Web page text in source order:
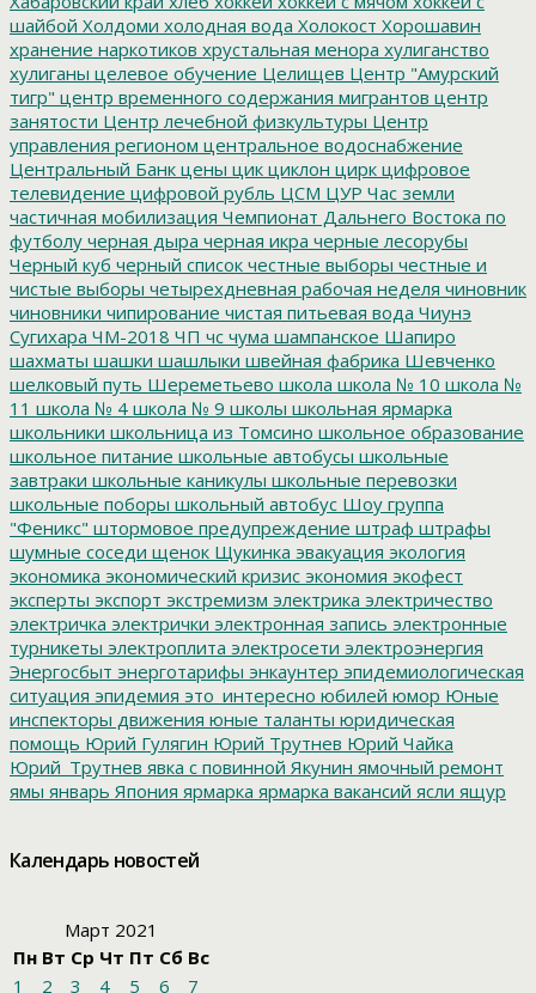
шайбой Холдоми холодная вода Холокост Хорошавин
хранение наркотиков хрустальная менора хулиганство
хулиганы целевое обучение Целищев Центр "Амурский
тигр" центр временного содержания мигрантов центр
занятости Центр лечебной физкультуры Центр
управления регионом центральное водоснабжение
Центральный Банк цены цик циклон цирк цифровое
телевидение цифровой рубль ЦСМ ЦУР Час земли
частичная мобилизация Чемпионат Дальнего Востока по
футболу черная дыра черная икра черные лесорубы
Черный куб черный список честные выборы честные и
чистые выборы четырехдневная рабочая неделя чиновник
чиновники чипирование чистая питьевая вода Чиунэ
Сугихара ЧМ-2018 ЧП чс чума шампанское Шапиро
шахматы шашки шашлыки швейная фабрика Шевченко
шелковый путь Шереметьево школа школа № 10 школа №
11 школа № 4 школа № 9 школы школьная ярмарка
школьники школьница из Томсино школьное образование
школьное питание школьные автобусы школьные
завтраки школьные каникулы школьные перевозки
школьные поборы школьный автобус Шоу группа
"Феникс" штормовое предупреждение штраф штрафы
шумные соседи щенок Щукинка эвакуация экология
экономика экономический кризис экономия экофест
эксперты экспорт экстремизм электрика электричество
электричка электрички электронная запись электронные
турникеты электроплита электросети электроэнергия
Энергосбыт энерготарифы энкаунтер эпидемиологическая
ситуация эпидемия это_интересно юбилей юмор Юные
инспекторы движения юные таланты юридическая
помощь Юрий Гулягин Юрий Трутнев Юрий Чайка
Юрий_Трутнев явка с повинной Якунин ямочный ремонт
ямы январь Япония ярмарка ярмарка вакансий ясли ящур
Календарь новостей
Март 2021
Пн Вт Ср Чт Пт Сб Вс
1
2 3 4 5 6 7